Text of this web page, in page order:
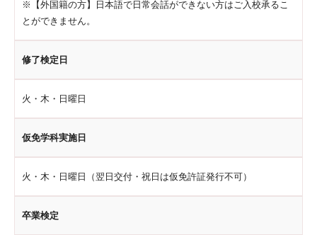
※【外国籍の方】日本語で日常会話ができない方はご入校承るこ
とができません。
修了検定日
火・木・日曜日
仮免学科実施日
火・木・日曜日（翌日交付・祝日は仮免許証発行不可）
卒業検定